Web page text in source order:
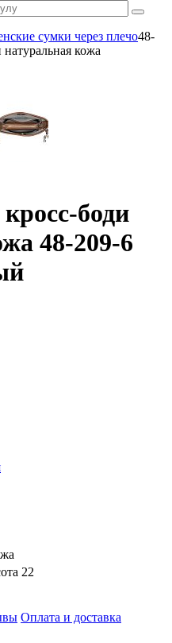
сумки через плечо48-
кожа
боди
48-209-6
22
Оплата и доставка